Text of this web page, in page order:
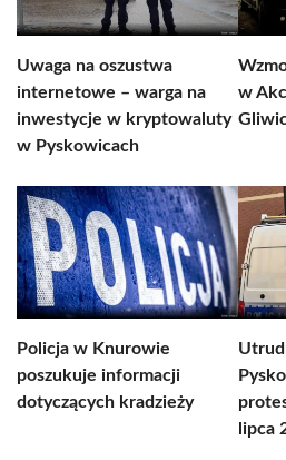
Uwaga na oszustwa
internetowe – warga na
inwestycje w kryptowaluty
w Pyskowicach
w
Policja w Knurowie
poszukuje informacji
dotyczących kradzieży
lipca